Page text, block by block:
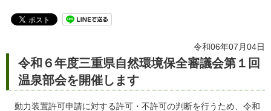
令和06年07月04日
令和６年度三重県自然環境保全審議会第１回
温泉部会を開催します
動力装置許可申請に対する許可・不許可の判断を行うため、令和